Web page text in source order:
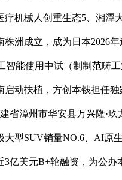
疗机械人创重生态5、湘潭
株洲成立，成为日本2026
智能使用中试（制制范畴
启动扶植，方创本钱担任
省漳州市华安县万兴隆·玖
大型SUV销量NO.6、AI原
3亿美元B+轮融资，为‌公办